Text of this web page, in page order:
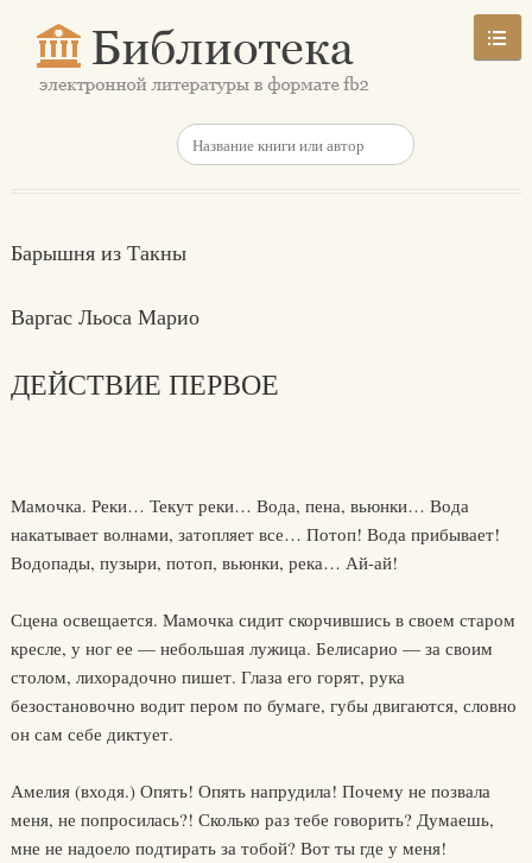
Барышня из Такны
Варгас Льоса Марио
ДЕЙСТВИЕ ПЕРВОЕ
Мамочка. Реки… Текут реки… Вода, пена, вьюнки… Вода
накатывает волнами, затопляет все… Потоп! Вода прибывает!
Водопады, пузыри, потоп, вьюнки, река… Ай-ай!
Сцена освещается. Мамочка сидит скорчившись в своем старом
кресле, у ног ее — небольшая лужица. Белисарио — за своим
столом, лихорадочно пишет. Глаза его горят, рука
безостановочно водит пером по бумаге, губы двигаются, словно
он сам себе диктует.
Амелия (входя.) Опять! Опять напрудила! Почему не позвала
меня, не попросилась?! Сколько раз тебе говорить? Думаешь,
мне не надоело подтирать за тобой? Вот ты где у меня!